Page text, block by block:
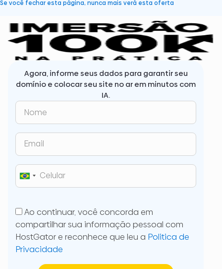
Se você fechar esta página, nunca mais verá esta oferta
Agora, informe seus dados para garantir seu
domínio e colocar seu site no ar em minutos com
IA.
Brazil
+55
Ao continuar, você concorda em
compartilhar sua informação pessoal com
HostGator e reconhece que leu a Politica de
Privacidade